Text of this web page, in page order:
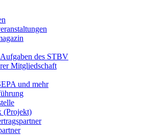
des STBV
Mitgliedschaft
und mehr
(Projekt)